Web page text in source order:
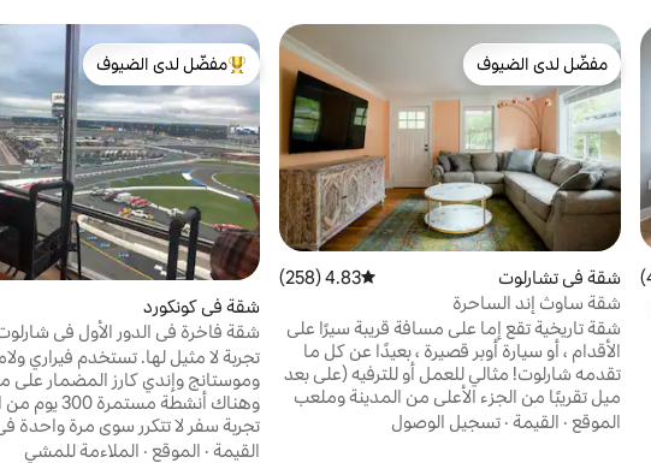
مراجعات
مفضّل لدى الضيوف
مفضّل لدى الضيوف
شقة في تشارلوت متوسط التقييم 4.83 من 5، 258 مراجعات
4.83 (258)
شقة ساوث إند الساحرة
شقة تاريخية تقع إما على مسافة قريبة سيرًا على
الأقدام ، أو سيارة أوبر قصيرة ، بعيدًا عن كل ما
تقدمه شارلوت! مثالي للعمل أو للترفيه (على بعد
ميل تقريبًا من الجزء الأعلى من المدينة وملعب
بانثر - رائع للألعاب!). سهولة الوصول إلى شمال
الموقع · القيمة · تسجيل الوصول
من أبرز البيوت المفضّلة لدى الضيوف
مفضّل لدى الضيوف
شقة في كونكورد
شقة فاخرة في الدور الأول في
سبيدوا
تجربة لا مثيل لها. تستخدم فيراري
وموستانج وإندي كارز المضمار على
وهناك أنشطة
تجربة سفر لا تتكرر سوى مرة واحدة
شقة مؤثثة بالكامل بغرفتي نوم
القيمة · الموقع · الملاءمة للمشي